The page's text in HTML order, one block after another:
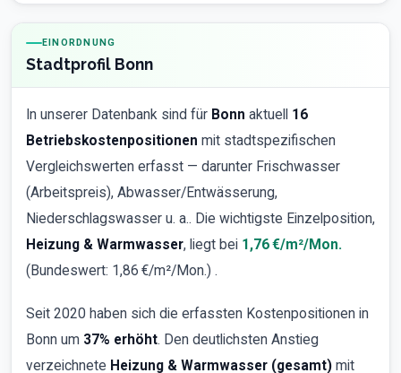
EINORDNUNG
Stadtprofil Bonn
In unserer Datenbank sind für Bonn aktuell 16
Betriebskostenpositionen mit stadtspezifischen
Vergleichswerten erfasst — darunter Frischwasser
(Arbeitspreis), Abwasser/Entwässerung,
Niederschlagswasser u. a.. Die wichtigste Einzelposition,
Heizung & Warmwasser, liegt bei 1,76 €/m²/Mon.
(Bundeswert: 1,86 €/m²/Mon.) .
Seit 2020 haben sich die erfassten Kostenpositionen in
Bonn um 37% erhöht. Den deutlichsten Anstieg
verzeichnete Heizung & Warmwasser (gesamt) mit